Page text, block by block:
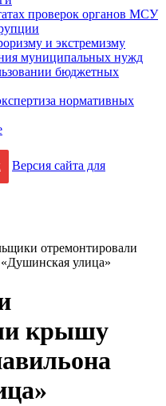
проверок органов МСУ
и экстремизму
муниципальных нужд
бюджетных
нормативных
Версия сайта для
отремонтировали
улица»
крышу